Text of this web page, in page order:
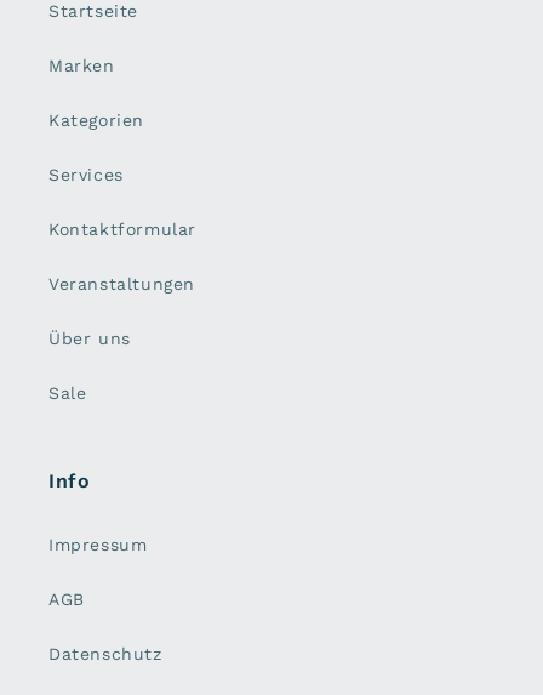
Startseite
Marken
Kategorien
Services
Kontaktformular
Veranstaltungen
Über uns
Sale
Info
Impressum
AGB
Datenschutz